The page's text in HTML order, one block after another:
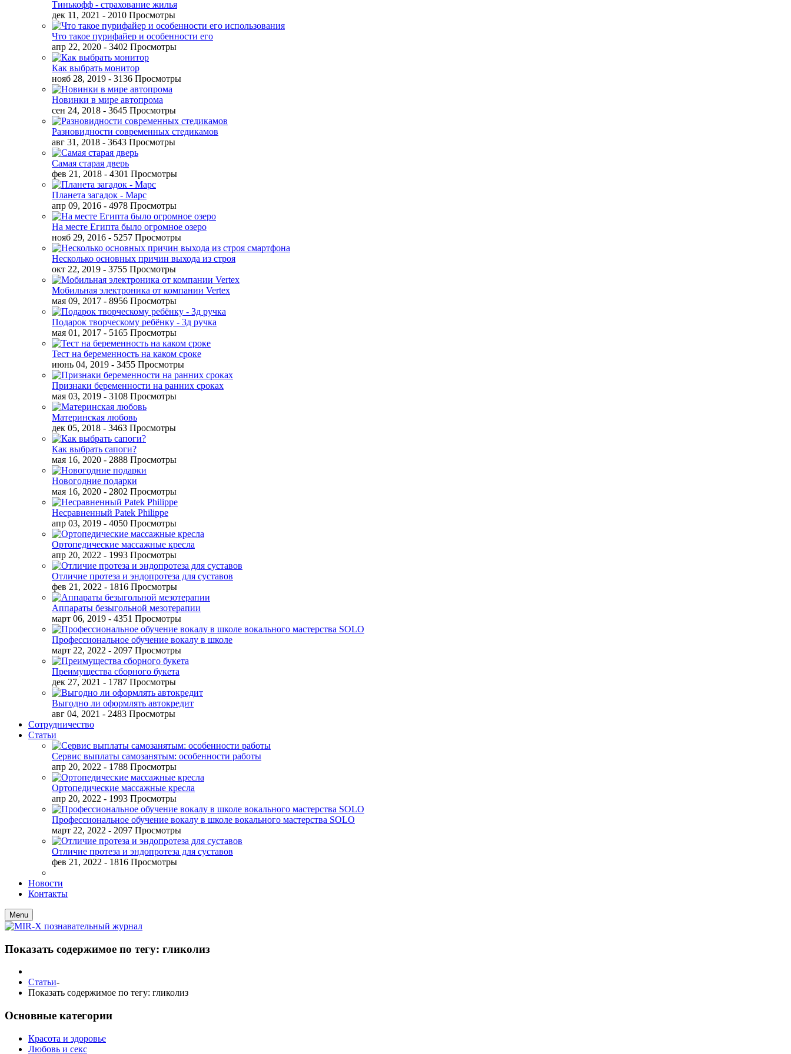
Тинькофф - страхование жилья
дек 11, 2021 - 2010 Просмотры
Что такое пурифайер и особенности его
апр 22, 2020 - 3402 Просмотры
Как выбрать монитор
нояб 28, 2019 - 3136 Просмотры
Новинки в мире автопрома
сен 24, 2018 - 3645 Просмотры
Разновидности современных стедикамов
авг 31, 2018 - 3643 Просмотры
Самая старая дверь
фев 21, 2018 - 4301 Просмотры
Планета загадок - Марс
апр 09, 2016 - 4978 Просмотры
На месте Египта было огромное озеро
нояб 29, 2016 - 5257 Просмотры
Несколько основных причин выхода из строя
окт 22, 2019 - 3755 Просмотры
Мобильная электроника от компании Vertex
мая 09, 2017 - 8956 Просмотры
Подарок творческому ребёнку - 3д ручка
мая 01, 2017 - 5165 Просмотры
Тест на беременность на каком сроке
июнь 04, 2019 - 3455 Просмотры
Признаки беременности на ранних сроках
мая 03, 2019 - 3108 Просмотры
Материнская любовь
дек 05, 2018 - 3463 Просмотры
Как выбрать сапоги?
мая 16, 2020 - 2888 Просмотры
Новогодние подарки
мая 16, 2020 - 2802 Просмотры
Несравненный Patek Philippe
апр 03, 2019 - 4050 Просмотры
Ортопедические массажные кресла
апр 20, 2022 - 1993 Просмотры
Отличие протеза и эндопротеза для суставов
фев 21, 2022 - 1816 Просмотры
Аппараты безыгольной мезотерапии
март 06, 2019 - 4351 Просмотры
Профессиональное обучение вокалу в школе
март 22, 2022 - 2097 Просмотры
Преимущества сборного букета
дек 27, 2021 - 1787 Просмотры
Выгодно ли оформлять автокредит
авг 04, 2021 - 2483 Просмотры
Сотрудничество
Статьи
Сервис выплаты самозанятым: особенности работы
апр 20, 2022 - 1788 Просмотры
Ортопедические массажные кресла
апр 20, 2022 - 1993 Просмотры
Профессиональное обучение вокалу в школе вокального мастерства SOLO
март 22, 2022 - 2097 Просмотры
Отличие протеза и эндопротеза для суставов
фев 21, 2022 - 1816 Просмотры
Новости
Контакты
Menu
Показать содержимое по тегу: гликолиз
Статьи-
Показать содержимое по тегу: гликолиз
Основные категории
Красота и здоровье
Любовь и секс